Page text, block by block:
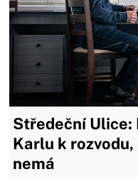
Středeční
Karlu k
nemá